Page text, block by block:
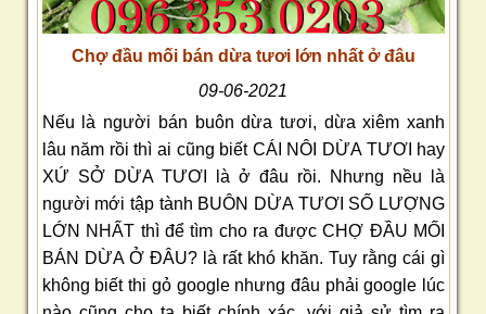
Chợ đầu mối bán dừa tươi lớn nhất ở đâu
09-06-2021
Nếu là người bán buôn dừa tươi, dừa xiêm xanh
lâu năm rồi thì ai cũng biết CÁI NÔI DỪA TƯƠI hay
XỨ SỞ DỪA TƯƠI là ở đâu rồi. Nhưng nều là
người mới tập tành BUÔN DỪA TƯƠI SỐ LƯỢNG
LỚN NHẤT thì để tìm cho ra được CHỢ ĐẦU MỐI
BÁN DỪA Ở ĐÂU? là rất khó khăn. Tuy rằng cái gì
không biết thi gỏ google nhưng đâu phải google lúc